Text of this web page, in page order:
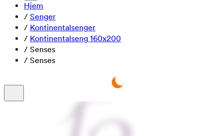
Hjem
/ Senger
/ Kontinentalsenger
/ Kontinentalseng 160x200
/ Senses
/ Senses